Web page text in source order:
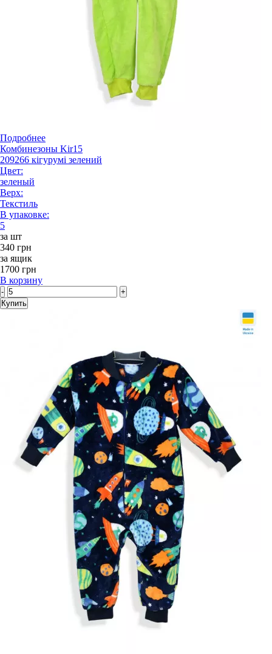
Подробнее
Комбинезоны Kir15
209266 кігурумі зелений
Цвет:
зеленый
Верх:
Текстиль
В упаковке:
5
за шт
340 грн
за ящик
1700 грн
В корзину
-
+
Купить